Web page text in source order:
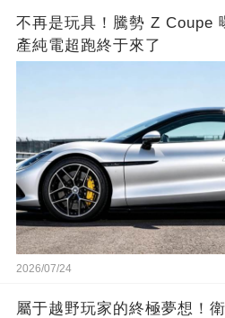
不再是玩具！騰勢 Z Coupe
產純電超跑終于來了
2026/07/24
屬于越野玩家的終極夢想！